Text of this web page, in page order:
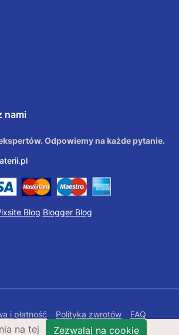
nami
Odpowiemy na każde pytanie.
Blog Blogger Blog
i płatność Polityka zwrotów
FAQ
prywatności
Mapa Strony
na tej Zezwalaj na cookie